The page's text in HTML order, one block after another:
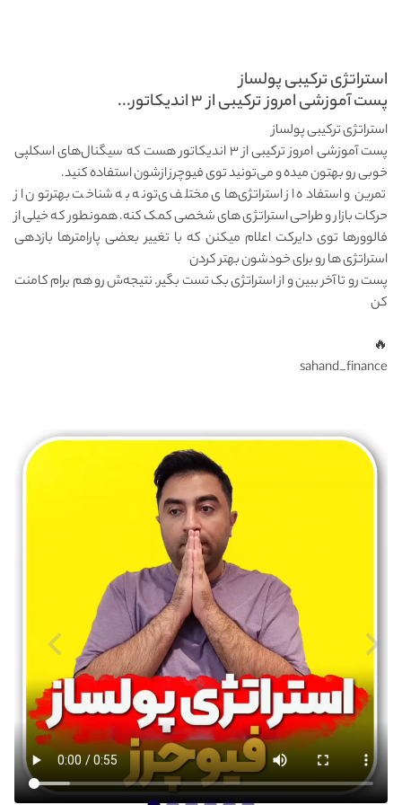
استراتژی ترکیبی پولساز
پست آموزشی امروز ترکیبی از ۳ اندیکاتور...
استراتژی ترکیبی پولساز
پست آموزشی امروز ترکیبی از ۳ اندیکاتور هست که سیگنال‌های اسکلپی
خوبی رو بهتون میده و می‌تونید توی فیوچرز ازشون استفاده کنید.
تمرین و استفاده از استراتژی‌های مختلف ی‌تونه به شناخت بهترتون از
حرکات بازار و طراحی استراتژی های شخصی کمک کنه. همونطور که خیلی از
فالوورها توی دایرکت اعلام میکنن که با تغییر بعضی پارامترها بازدهی
استراتژی ها رو برای خودشون بهتر کردن
پست رو تا آخر ببین و از استراتژی بک تست بگیر. نتیجه‌ش رو هم برام کامنت
کن
🔥
sahand_finance